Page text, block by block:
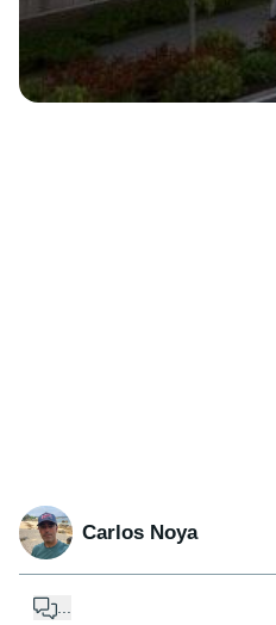
Carlos Noya
...